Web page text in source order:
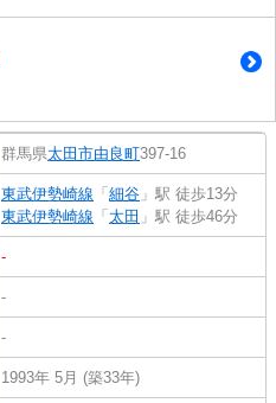
群馬県太田市由良町397-16
東武伊勢崎線 「 細谷 」駅 徒歩13分
東武伊勢崎線 「 太田 」駅 徒歩46分
-
-
-
1993年 5月 (築33年)